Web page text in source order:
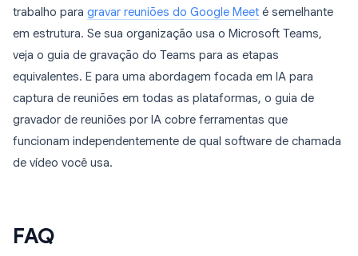
trabalho para gravar reuniões do Google Meet é semelhante
em estrutura. Se sua organização usa o Microsoft Teams,
veja o guia de gravação do Teams para as etapas
equivalentes. E para uma abordagem focada em IA para
captura de reuniões em todas as plataformas, o guia de
gravador de reuniões por IA cobre ferramentas que
funcionam independentemente de qual software de chamada
de vídeo você usa.
FAQ